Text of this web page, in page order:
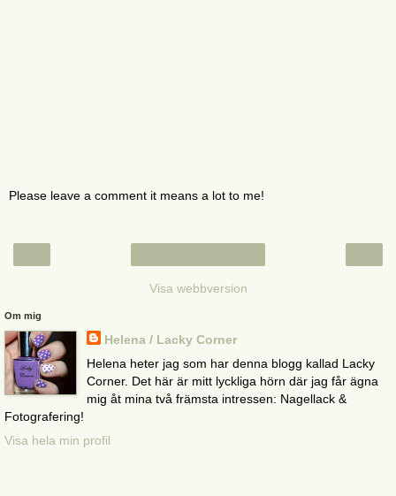
Please leave a comment it means a lot to me!
Visa webbversion
Om mig
Helena / Lacky Corner
Helena heter jag som har denna blogg kallad Lacky
Corner. Det här är mitt lyckliga hörn där jag får ägna
mig åt mina två främsta intressen: Nagellack &
Fotografering!
Visa hela min profil